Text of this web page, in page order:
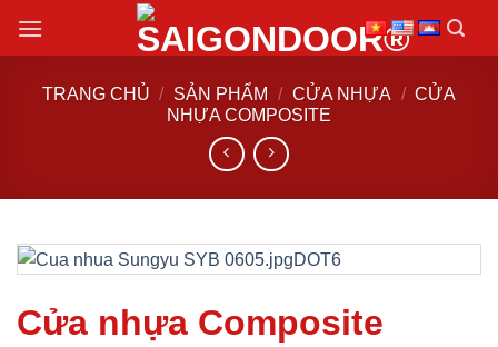
đến
TRANG CHỦ / SẢN PHẨM / CỬA NHỰA / CỬA
NHỰA COMPOSITE
Cửa nhựa Composite